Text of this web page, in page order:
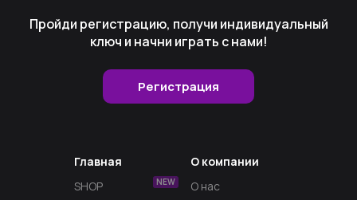
Пройди регистрацию, получи индивидуальный
ключ и начни играть с нами!
Регистрация
Главная
SHOP
NEW
О компании
О нас